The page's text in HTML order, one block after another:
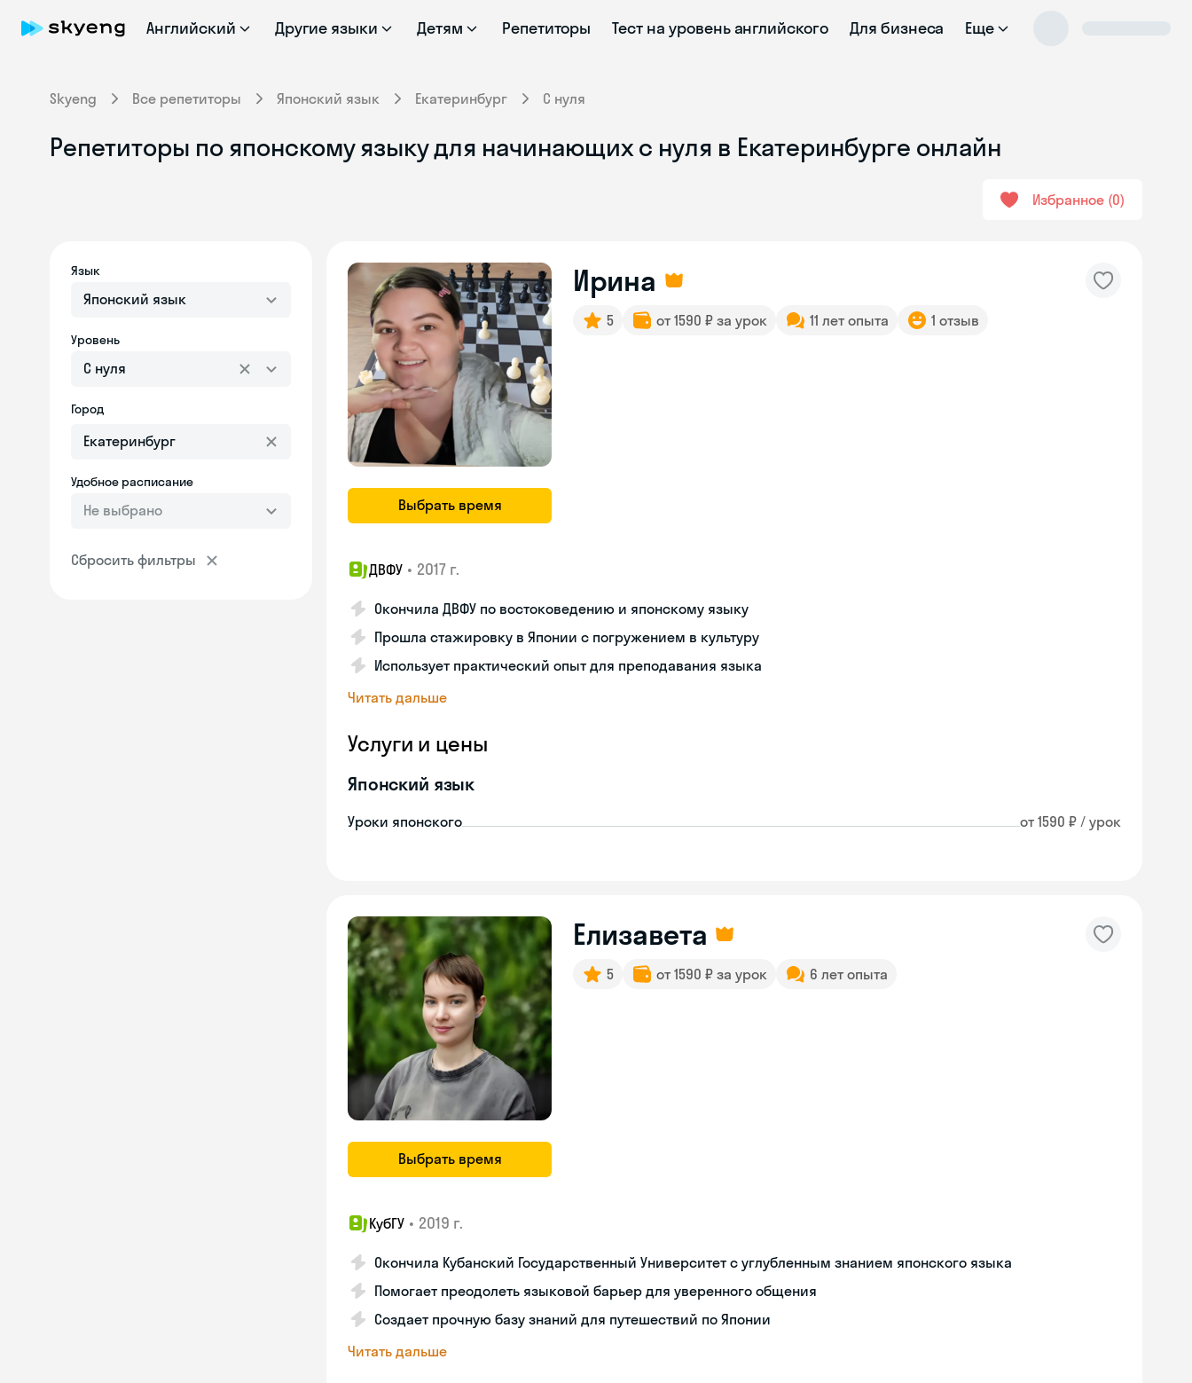
Английский Другие языки Детям Репетиторы Тест на уровень английского Для бизнеса Еще
Skyeng Все репетиторы Японский язык Екатеринбург С нуля
Репетиторы по японскому языку для начинающих с нуля в Екатеринбурге онлайн
Избранное 0
Язык
Японский язык
Уровень
С нуля
Город
Удобное расписание
Не выбрано
Сбросить фильтры
Выбрать время
Ирина
5 от 1590 ₽ за урок 11 лет опыта 1 отзыв
ДВФУ • 2017 г.
Окончила ДВФУ по востоковедению и японскому языку
Прошла стажировку в Японии с погружением в культуру
Использует практический опыт для преподавания языка
Читать дальше
Услуги и цены
Японский язык
Уроки японского от 1590 ₽ / урок
Выбрать время
Елизавета
5 от 1590 ₽ за урок 6 лет опыта
КубГУ • 2019 г.
Окончила Кубанский Государственный Университет с углубленным знанием японского языка
Помогает преодолеть языковой барьер для уверенного общения
Создает прочную базу знаний для путешествий по Японии
Читать дальше